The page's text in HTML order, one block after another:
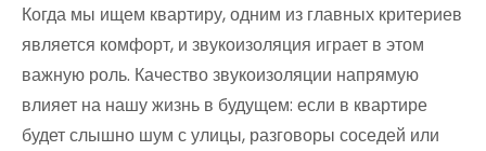
Когда мы ищем квартиру, одним из главных критериев
является комфорт, и звукоизоляция играет в этом
важную роль. Качество звукоизоляции напрямую
влияет на нашу жизнь в будущем: если в квартире
будет слышно шум с улицы, разговоры соседей или